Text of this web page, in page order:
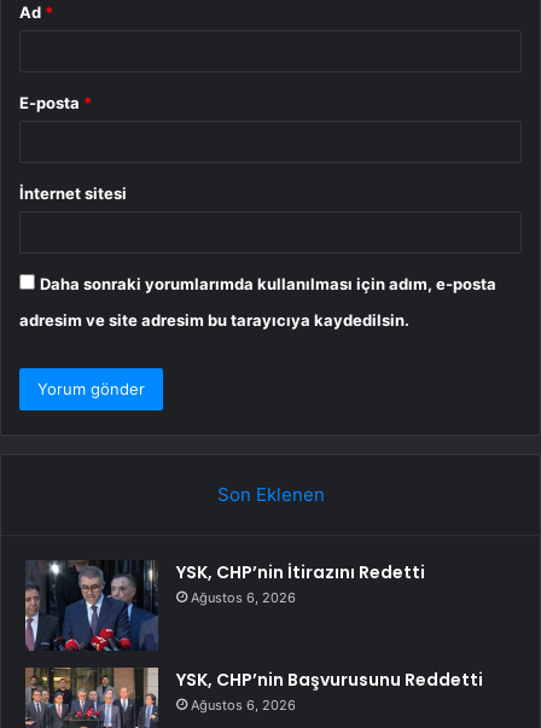
Ad *
E-posta *
İnternet sitesi
Daha sonraki yorumlarımda kullanılması için adım, e-posta
adresim ve site adresim bu tarayıcıya kaydedilsin.
Son Eklenen
YSK, CHP’nin İtirazını Redetti
Ağustos 6, 2026
YSK, CHP’nin Başvurusunu Reddetti
Ağustos 6, 2026